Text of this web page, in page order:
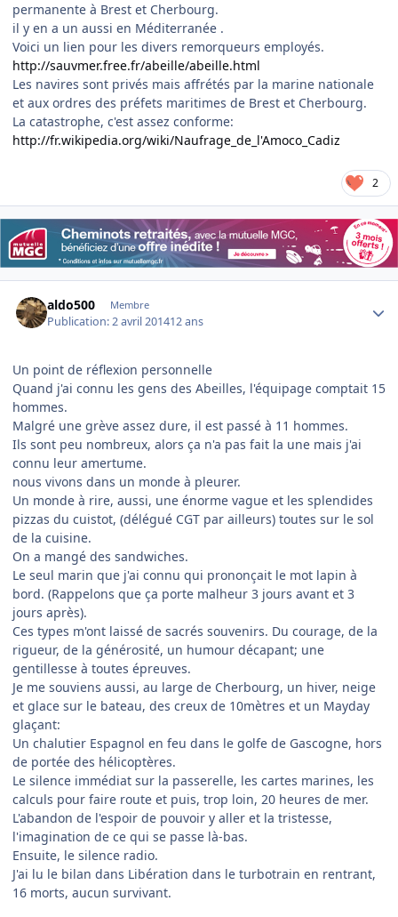
permanente à Brest et Cherbourg.
il y en a un aussi en Méditerranée .
Voici un lien pour les divers remorqueurs employés.
http://sauvmer.free.fr/abeille/abeille.html
Les navires sont privés mais affrétés par la marine nationale
et aux ordres des préfets maritimes de Brest et Cherbourg.
La catastrophe, c'est assez conforme:
http://fr.wikipedia.org/wiki/Naufrage_de_l'Amoco_Cadiz
2
aldo500 Membre
Publication:2 avril 201412 ans
Un point de réflexion personnelle
Quand j'ai connu les gens des Abeilles, l'équipage comptait 15
hommes.
Malgré une grève assez dure, il est passé à 11 hommes.
Ils sont peu nombreux, alors ça n'a pas fait la une mais j'ai
connu leur amertume.
nous vivons dans un monde à pleurer.
Un monde à rire, aussi, une énorme vague et les splendides
pizzas du cuistot, (délégué CGT par ailleurs) toutes sur le sol
de la cuisine.
On a mangé des sandwiches.
Le seul marin que j'ai connu qui prononçait le mot lapin à
bord. (Rappelons que ça porte malheur 3 jours avant et 3
jours après).
Ces types m'ont laissé de sacrés souvenirs. Du courage, de la
rigueur, de la générosité, un humour décapant; une
gentillesse à toutes épreuves.
Je me souviens aussi, au large de Cherbourg, un hiver, neige
et glace sur le bateau, des creux de 10mètres et un Mayday
glaçant:
Un chalutier Espagnol en feu dans le golfe de Gascogne, hors
de portée des hélicoptères.
Le silence immédiat sur la passerelle, les cartes marines, les
calculs pour faire route et puis, trop loin, 20 heures de mer.
L'abandon de l'espoir de pouvoir y aller et la tristesse,
l'imagination de ce qui se passe là-bas.
Ensuite, le silence radio.
J'ai lu le bilan dans Libération dans le turbotrain en rentrant,
16 morts, aucun survivant.